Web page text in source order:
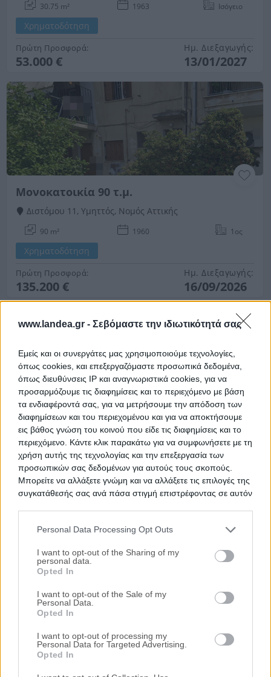
www.landea.gr - Σεβόμαστε την ιδιωτικότητά σας
Εμείς και οι συνεργάτες μας χρησιμοποιούμε τεχνολογίες,
όπως cookies, και επεξεργαζόμαστε προσωπικά δεδομένα,
όπως διευθύνσεις IP και αναγνωριστικά cookies, για να
προσαρμόζουμε τις διαφημίσεις και το περιεχόμενο με βάση
τα ενδιαφέροντά σας, για να μετρήσουμε την απόδοση των
διαφημίσεων και του περιεχομένου και για να αποκτήσουμε
εις βάθος γνώση του κοινού που είδε τις διαφημίσεις και το
περιεχόμενο. Κάντε κλικ παρακάτω για να συμφωνήσετε με τη
χρήση αυτής της τεχνολογίας και την επεξεργασία των
προσωπικών σας δεδομένων για αυτούς τους σκοπούς.
Μπορείτε να αλλάξετε γνώμη και να αλλάξετε τις επιλογές της
συγκατάθεσής σας ανά πάσα στιγμή επιστρέφοντας σε αυτόν
services and may gather and store information including but
not limited to your visit or usage behaviour. You may click to
grant or deny consent to Google and its third-party tags to
use your data for below specified purposes in below Google
consent section.
Personal Data Processing Opt Outs
I want to opt-out of the Sharing of my
personal data.
Opted In
I want to opt-out of the Sale of my
Personal Data.
Opted In
I want to opt-out of processing my
Personal Data for Targeted Advertising.
Opted In
30.75 m² 1963 Ισόγειο
Χρηματοδότηση
Πρώτη Προσφορά:
53.000 €
Ημ. Διεξαγωγής:
13/01/2027
Μονοκατοικία 90 τ.μ.
Διστόμου 11, Υμηττός, Νομός Αττικής
90 m² 1960 1ος
Χρηματοδότηση
Πρώτη Προσφορά:
135.200 €
Ημ. Διεξαγωγής:
16/09/2026
Διαμέρισμα 86 τ.μ. - ψιλή κυριότητα
Μιχαήλ Τσαλίκη 12, Υμηττός, Νομός Αττικής
86.28 m² 2ος
Πρώτη Προσφορά:
134.000 €
Ημ. Διεξαγωγής:
23/09/2026
Διαμέρισμα 50 τ.μ.
Αμβροσίου Μοσχονησίων 17, Υμηττός, Νομός Αττικής